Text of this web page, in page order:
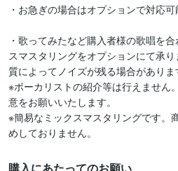
・お急ぎの場合はオプションで対応
・歌ってみたなど購入者様の歌唱を
スマスタリングをオプションにて承
質によってノイズが残る場合がありま
※ボーカリストの紹介等は行えません
意をお願いいたします。
※簡易なミックスマスタリングです。
めしておりません。